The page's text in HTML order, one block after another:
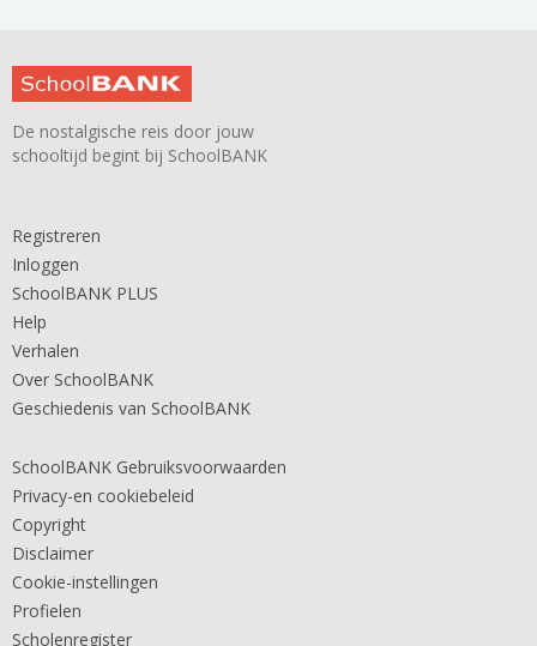
De nostalgische reis door jouw
schooltijd begint bij SchoolBANK
Registreren
Inloggen
SchoolBANK PLUS
Help
Verhalen
Over SchoolBANK
Geschiedenis van SchoolBANK
SchoolBANK Gebruiksvoorwaarden
Privacy-en cookiebeleid
Copyright
Disclaimer
Cookie-instellingen
Profielen
Scholenregister